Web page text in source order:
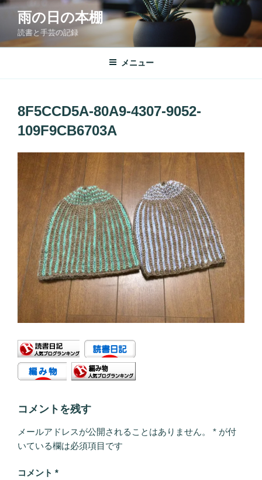
コ
ン
へ
雨の日の本棚
読書と手芸の記録
メニュー
8F5CCD5A-80A9-4307-9052-
109F9CB6703A
コメントを残す
メールアドレスが公開されることはありません。 * が付
いている欄は必須項目です
コメント *